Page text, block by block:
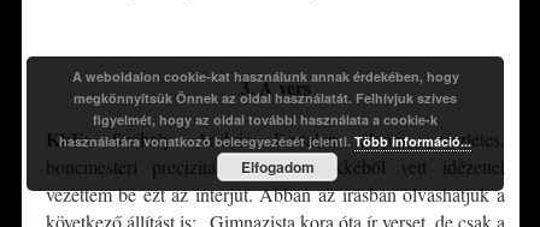
3. A vers
KkF:Székely András Bertalan alapos, részletes,
boncmesteri precizitással megírt cikkéből vett idézettel
vezettem be ezt az interjút. Abban az írásban olvashatjuk a
következő állítást is: „Gimnazista kora óta ír verset, de csak a
A weboldalon cookie-kat használunk annak érdekében, hogy
megkönnyítsük Önnek az oldal használatát. Felhívjuk szíves
figyelmét, hogy az oldal további használata a cookie-k
használatára vonatkozó beleegyezését jelenti.Több információ...
Elfogadom